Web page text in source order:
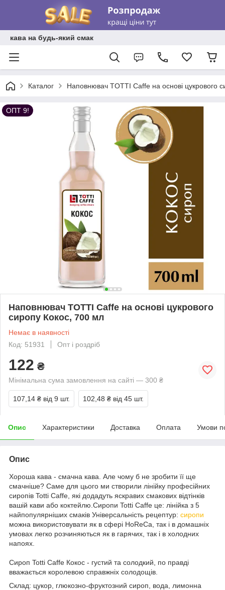
кава на будь-який смак
Каталог Наповнювач TOTTI Caffe на основі цукрового
ОПТ 9!
Наповнювач TOTTI Caffe на основі цукрового
сиропу Кокос, 700 мл
Немає в наявності
Код: 51931
Опт і роздріб
122 ₴
Мінімальна сума замовлення на сайті — 300 ₴
107,14 ₴ від 9 шт. 102,48 ₴ від 45 шт.
Опис Характеристики Доставка Оплата Умови
Опис
Хороша кава - смачна кава. Але чому б не зробити її ще
смачніше? Саме для цього ми створили лінійку професійних
сиропів Totti Caffe, які додадуть яскравих смакових відтінків
вашій кави або коктейлю.Сиропи Totti Caffe це: лінійка з 5
найпопулярніших смаків Універсальність рецептур: сиропи
можна використовувати як в сфері HoReCa, так і в домашніх
умовах легко розчиняються як в гарячих, так і в холодних
напоях.
Сироп Totti Caffe Кокос - густий та солодкий, по правді
вважається королевою справжніх солодощів.
Склад: цукор, глюкозно-фруктозний сироп, вода, лимонна